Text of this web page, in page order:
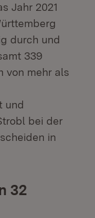
Jahr 2021
durch und
339
von mehr als
und
bei der
in
32